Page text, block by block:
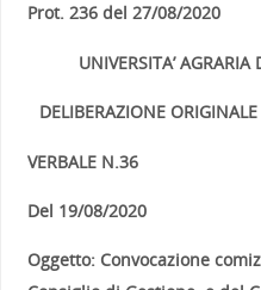
Prot. 236 del 27/08/2020
UNIVERSITA’
DELIBERAZIONE
VERBALE N.36
Del 19/08/2020
Oggetto: Convocazione